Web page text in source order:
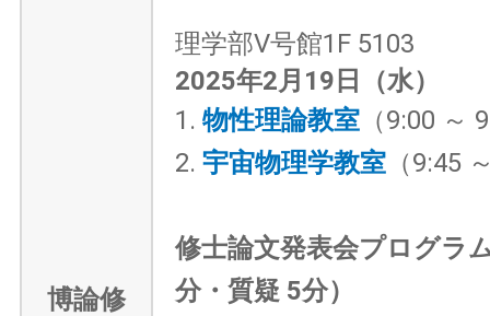
博論修
理学部Ⅴ号館1F 5103
2025年2月19日（水）
1. 物性理論教室（9:00 ～
2. 宇宙物理学教室（9:45
修士論文発表会プログラ
分・質疑 5分）